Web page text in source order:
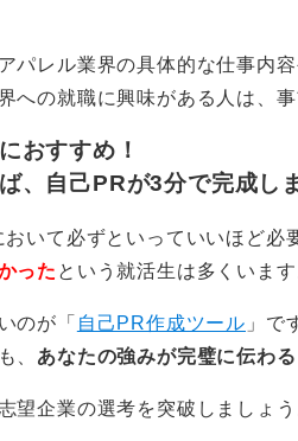
みを分解！ どんなときに
客が言葉にしないニーズまで
の能力を分解して説明できる
ことで、他者との差別化が図
パレル業界の具体的な仕事内
への就職に興味がある人は、
おすすめ！
、自己PRが3分で完成し
いて必ずといっていいほど必
った という就活生は多くいます
のが「 自己PR作成ツール 」で
、 あなたの強みが完璧に伝わ
望企業の選考を突破しましょう